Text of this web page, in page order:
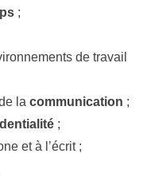
;
de travail
la communication ;
;
et à l’écrit ;